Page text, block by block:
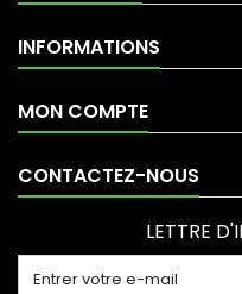
INFORMATIONS
MON COMPTE
CONTACTEZ-NOUS
LETTRE